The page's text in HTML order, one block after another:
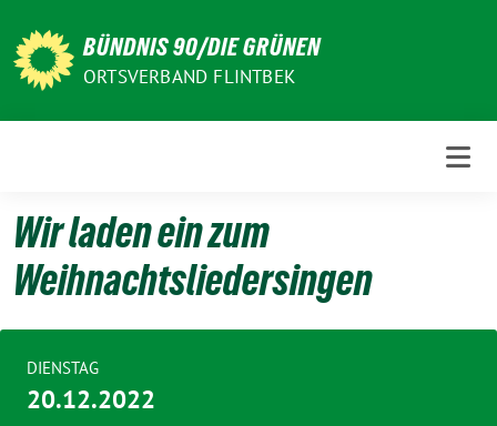
zum
Inhalt
BÜNDNIS 90/DIE GRÜNEN
ORTSVERBAND FLINTBEK
Wir laden ein zum
Weihnachtsliedersingen
DIENSTAG
20.12.2022